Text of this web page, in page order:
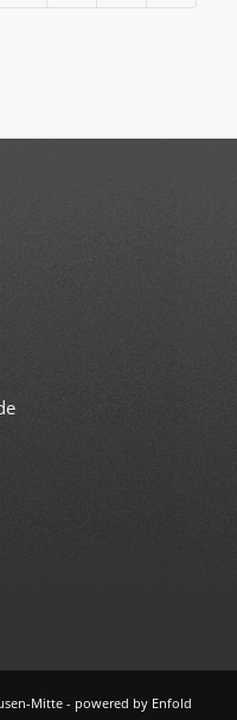
Mitte- powered by Enfold